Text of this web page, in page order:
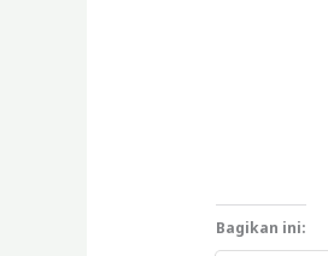
Bagikan ini: